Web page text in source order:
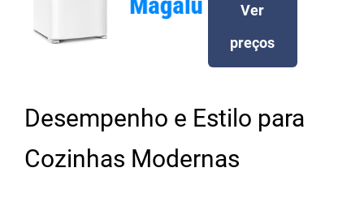
Ver
preços
Desempenho e Estilo para
Cozinhas Modernas